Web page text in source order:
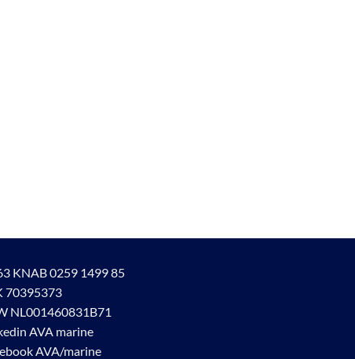
KNAB 0259 1499 85
70395373
NL001460831B71
AVA marine
AVA/marine